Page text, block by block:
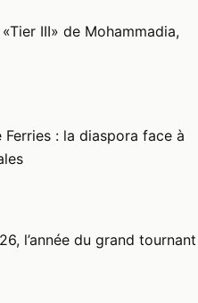
III» de Mohammadia,
Ferries : la diaspora face à
l’année du grand tournant